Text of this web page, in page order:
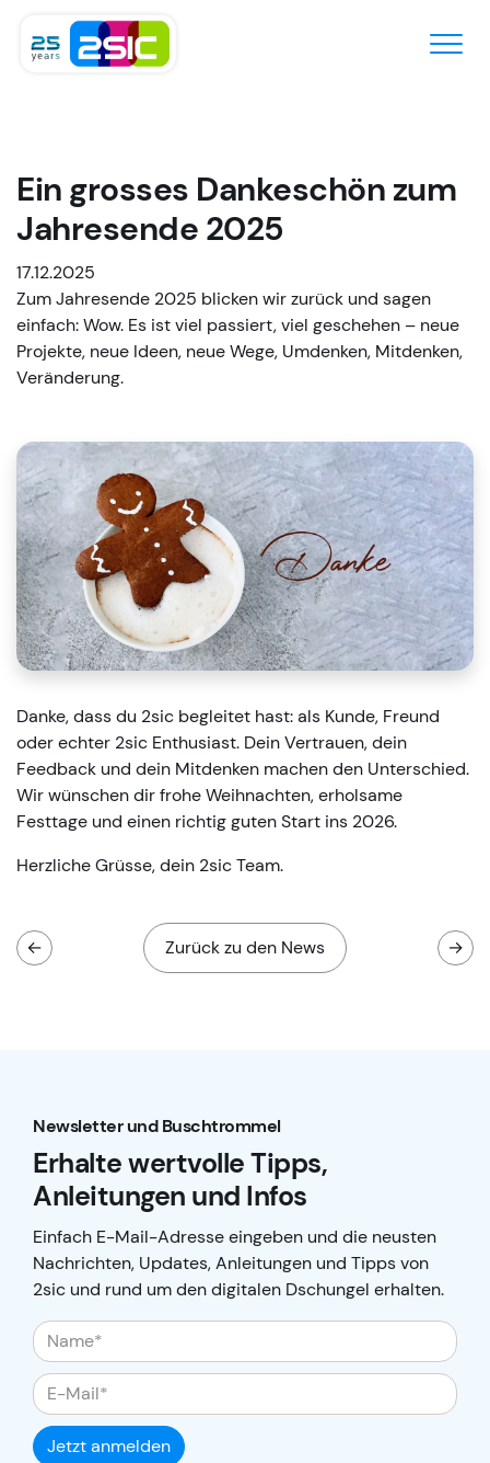
Ein grosses Dankeschön zum
Jahresende 2025
17.12.2025
Zum Jahresende 2025 blicken wir zurück und sagen
einfach: Wow. Es ist viel passiert, viel geschehen – neue
Projekte, neue Ideen, neue Wege, Umdenken, Mitdenken,
Veränderung.
Danke, dass du 2sic begleitet hast: als Kunde, Freund
oder echter 2sic Enthusiast. Dein Vertrauen, dein
Feedback und dein Mitdenken machen den Unterschied.
Wir wünschen dir frohe Weihnachten, erholsame
Festtage und einen richtig guten Start ins 2026.
Herzliche Grüsse, dein 2sic Team.
← Zurück zu den News →
Newsletter und Buschtrommel
Erhalte wertvolle Tipps,
Anleitungen und Infos
Einfach E-Mail-Adresse eingeben und die neusten
Nachrichten, Updates, Anleitungen und Tipps von
2sic und rund um den digitalen Dschungel erhalten.
Jetzt anmelden